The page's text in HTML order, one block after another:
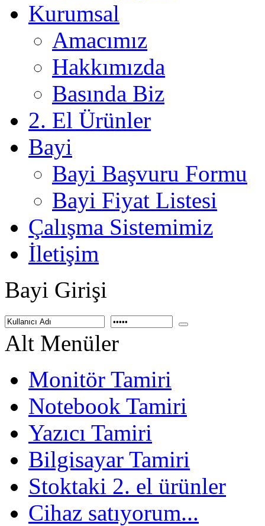
Kurumsal
Amacımız
Hakkımızda
Basında Biz
2. El Ürünler
Bayi
Bayi Başvuru Formu
Bayi Fiyat Listesi
Çalışma Sistemimiz
İletişim
Bayi Girişi
Alt Menüler
Monitör Tamiri
Notebook Tamiri
Yazıcı Tamiri
Bilgisayar Tamiri
Stoktaki 2. el ürünler
Cihaz satıyorum...